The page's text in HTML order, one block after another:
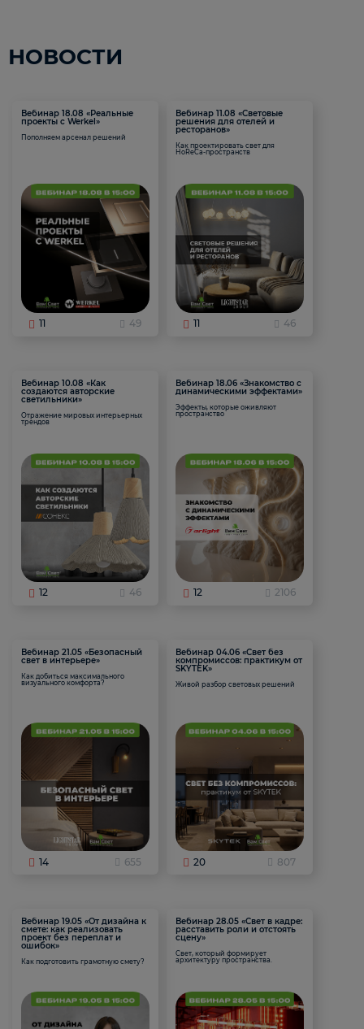
НОВОСТИ
Вебинар 18.08 «Реальные
проекты с Werkel»
Пополняем арсенал решений
11 49
Вебинар 11.08 «Световые
решения для отелей и
ресторанов»
Как проектировать свет для
HoReCa-пространств
11 46
Вебинар 10.08 «Как
создаются авторские
светильники»
Отражение мировых интерьерных
трендов
12 46
Вебинар 18.06 «Знакомство с
динамическими эффектами»
Эффекты, которые оживляют
пространство
12 2106
Вебинар 21.05 «Безопасный
свет в интерьере»
Как добиться максимального
визуального комфорта?
14 655
Вебинар 04.06 «Свет без
компромиссов: практикум от
SKYTEK»
Живой разбор световых решений
20 807
Вебинар 19.05 «От дизайна к
смете: как реализовать
проект без переплат и
ошибок»
Как подготовить грамотную смету?
Вебинар 28.05 «Свет в кадре:
расставить роли и отстоять
сцену»
Свет, который формирует
архитектуру пространства.